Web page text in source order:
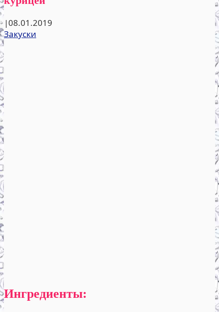
|08.01.2019
Закуски
Ингредиенты: